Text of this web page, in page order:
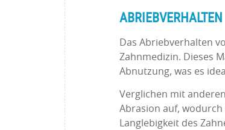
ABRIEBVERHALTEN
Das Abriebverhalten
Zahnmedizin. Dieses
Abnutzung, was es
Verglichen mit
Abrasion auf,
Langlebigkeit des